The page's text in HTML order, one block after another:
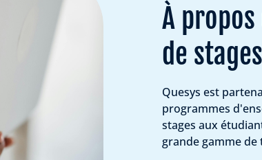
À
de stages
Quesys est
programmes
stages aux
grande gamme